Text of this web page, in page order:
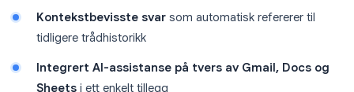
Kontekstbevisste svar som automatisk refererer til
tidligere trådhistorikk
Integrert AI-assistanse på tvers av Gmail, Docs og
Sheets i ett enkelt tillegg